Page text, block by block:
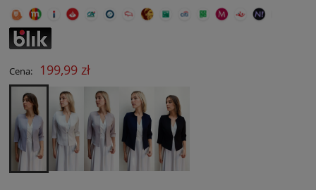
Cena: 199,99 zł